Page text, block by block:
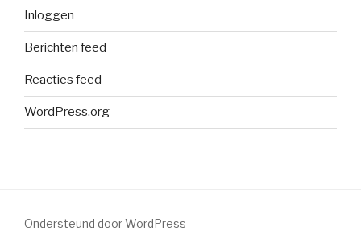
Inloggen
Berichten feed
Reacties feed
WordPress.org
Ondersteund door WordPress